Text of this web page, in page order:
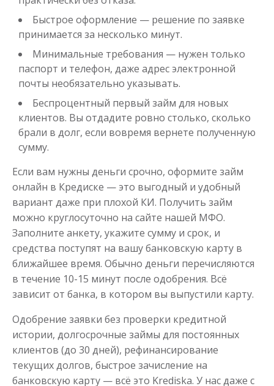
Займ через систему быстрых
платежей
до50 000₽
Срок от 1до 21 дня
Займ на кошелек Qiwi
Сумма до50 000₽
Срок от 1до 21 дня
Получить
Быстрое оформление — решение по заявке
принимается за несколько минут.
Минимальные требования — нужен только
паспорт и телефон, даже адрес электронной
почты необязательно указывать.
Беспроцентный первый займ для новых
клиентов. Вы отдадите ровно столько, сколько
брали в долг, если вовремя вернете полученную
сумму.
Если вам нужны деньги срочно, оформите займ
онлайн в Кредиске — это выгодный и удобный
вариант даже при плохой КИ. Получить займ
можно круглосуточно на сайте нашей МФО.
Заполните анкету, укажите сумму и срок, и
средства поступят на вашу банковскую карту в
ближайшее время. Обычно деньги перечисляются
в течение 10-15 минут после одобрения. Всё
зависит от банка, в котором вы выпустили карту.
Одобрение заявки без проверки кредитной
истории, долгосрочные займы для постоянных
клиентов (до 30 дней), рефинансирование
текущих долгов, быстрое зачисление на
банковскую карту — всё это Krediska. У нас даже с